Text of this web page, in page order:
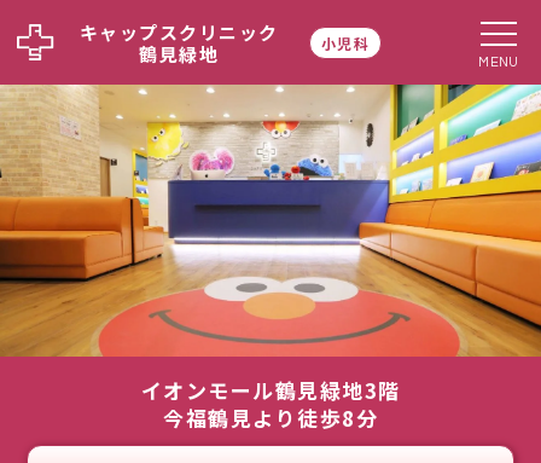
MENU
キャップスクリニック
鶴見緑地
小児科
イオンモール鶴見緑地3階
今福鶴見より徒歩8分